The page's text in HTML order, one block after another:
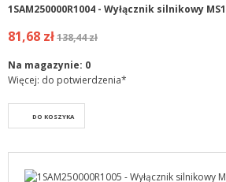
1SAM250000R1004 - Wyłącznik silnikowy
81,68 zł138,44 zł
Na magazynie: 0
Więcej: do potwierdzenia*
DO KOSZYKA